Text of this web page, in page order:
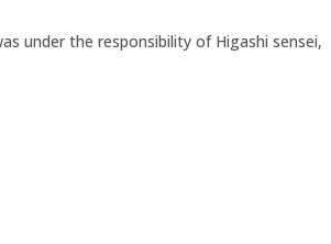
under the responsibility of Higashi sensei,